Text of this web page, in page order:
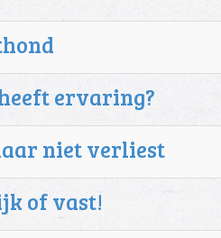
ervaring?
niet verliest
of vast!